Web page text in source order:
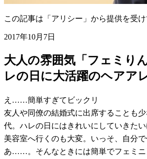
この記事は「アリシー」から提供を受
2017年10月7日
大人の雰囲気「フェミり
レの日に大活躍のヘアア
え……簡単すぎてビックリ
友人や同僚の結婚式に出席することも
代。ハレの日にはきれいにしていきた
美容室へ行くのも大変。いっそ、自分
あ……。そんなときには簡単でフェミニ